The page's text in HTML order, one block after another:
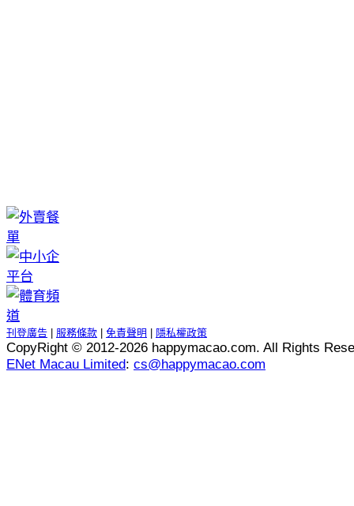
刊登廣告 服務條款 免責聲明 隱私權政策
CopyRight © 2012-2026 happymacao.com. All Rights
ENet Macau Limited: cs@happymacao.com